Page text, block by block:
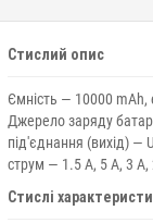
Стислий опис
Ємність — 10000 mAh,
Джерело заряду
під'єднання (вихід) —
струм — 1.5 A, 5 A, 3 A,
Стислі